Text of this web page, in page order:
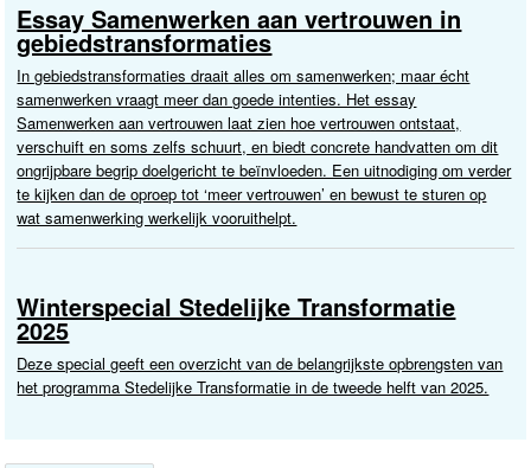
Essay Samenwerken aan vertrouwen in
gebiedstransformaties
In gebiedstransformaties draait alles om samenwerken; maar écht
samenwerken vraagt meer dan goede intenties. Het essay
Samenwerken aan vertrouwen laat zien hoe vertrouwen ontstaat,
verschuift en soms zelfs schuurt, en biedt concrete handvatten om dit
ongrijpbare begrip doelgericht te beïnvloeden. Een uitnodiging om verder
te kijken dan de oproep tot ‘meer vertrouwen’ en bewust te sturen op
wat samenwerking werkelijk vooruithelpt.
Winterspecial Stedelijke Transformatie
2025
Deze special geeft een overzicht van de belangrijkste opbrengsten van
het programma Stedelijke Transformatie in de tweede helft van 2025.